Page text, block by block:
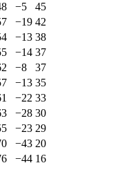
−5
45
−19 42
−13 38
−14 37
−8
37
−13 35
−22 33
−28 30
−23 29
−43 20
−44 16